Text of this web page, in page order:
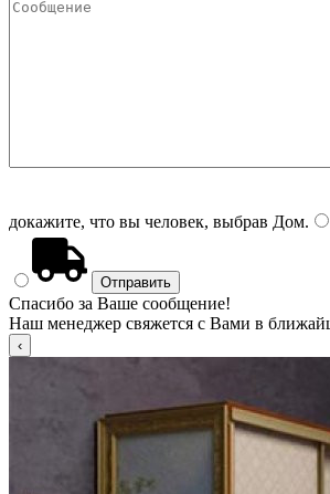
докажите, что вы человек, выбрав Дом.
Спасибо за Ваше сообщение!
Наш менеджер свяжется с Вами в